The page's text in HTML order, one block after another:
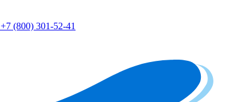
+7 (800) 301-52-41